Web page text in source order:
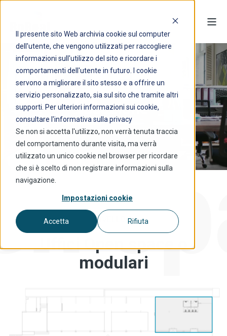
Il presente sito Web archivia cookie sul computer
dell'utente, che vengono utilizzati per raccogliere
informazioni sull'utilizzo del sito e ricordare i
comportamenti dell'utente in futuro. I cookie
servono a migliorare il sito stesso e a offrire un
servizio personalizzato, sia sul sito che tramite altri
supporti. Per ulteriori informazioni sui cookie,
consultare l'informativa sulla privacy
Se non si accetta l'utilizzo, non verrà tenuta traccia
del comportamento durante visita, ma verrà
utilizzato un unico cookie nel browser per ricordare
che si è scelto di non registrare informazioni sulla
navigazione.
Impostazioni cookie
Accetta Rifiuta
Spazi disponibili in
locazione
LIVELLO 2
Uffici Open space o
modulari